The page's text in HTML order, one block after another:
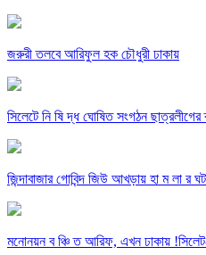
জরুরী তলবে আরিফুল হক চৌধুরী ঢাকায়
সিলেটে নি ষি দ্ধ ঘোষিত সংগঠন ছাত্রলীগের
জিন্দাবাজার গোবিন্দ জিউ আখড়ায় হা ম লা র
মনোনয়ন ব ঞ্চি ত আরিফ, এখন ঢাকায়